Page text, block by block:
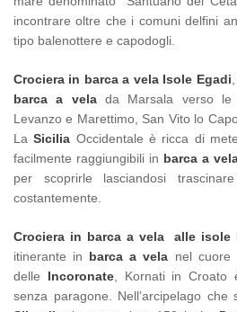
incontrare oltre che i comuni delfini
tipo balenottere e capodogli.
Crociera in barca a vela Isole Egadi
barca a velada Marsala verso le
Levanzo e Marettimo, San Vito lo
LaSicilia Occidentale è ricca di
facilmente raggiungibili in barca a
per scoprirle lasciandosi
costantemente.
Crociera in barca a vela alle isole
itinerante in barca a vela nel cuore
delle Incoronate, Kornati in Croato
senza paragone. Nell’arcipelago che